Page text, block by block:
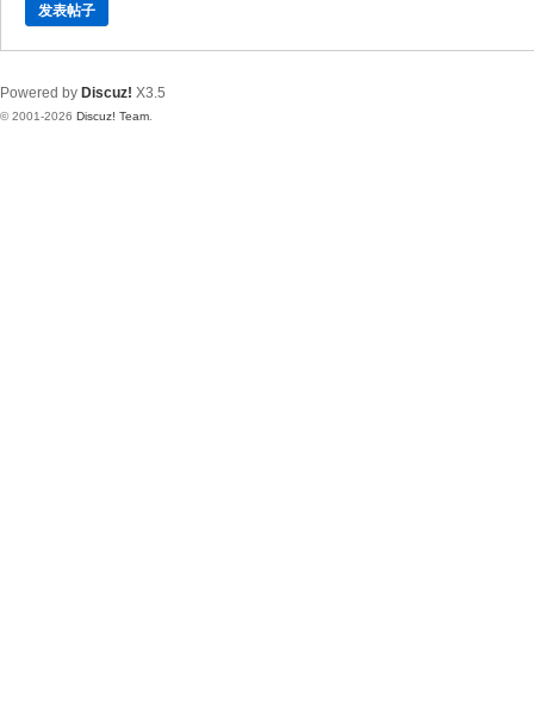
发表帖子
Powered by Discuz! X3.5
© 2001-2026 Discuz! Team